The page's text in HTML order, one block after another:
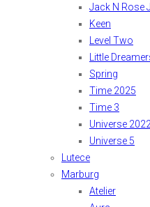
Jack N Rose
Keen
Level Two
Little
Spring
Time 2025
Time 3
Universe 2022
Universe 5
Lutece
Marburg
Atelier